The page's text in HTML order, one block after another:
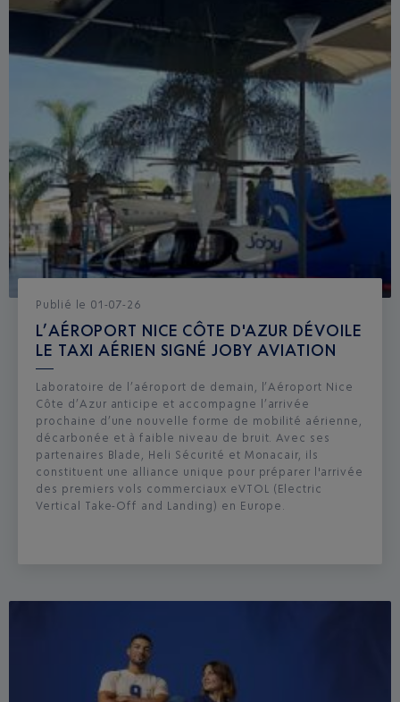
Publié le 01-07-26
L’AÉROPORT NICE CÔTE D'AZUR DÉVOILE
LE TAXI AÉRIEN SIGNÉ JOBY AVIATION
Laboratoire de l’aéroport de demain, l’Aéroport Nice
Côte d’Azur anticipe et accompagne l’arrivée
prochaine d’une nouvelle forme de mobilité aérienne,
décarbonée et à faible niveau de bruit. Avec ses
partenaires Blade, Heli Sécurité et Monacair, ils
constituent une alliance unique pour préparer l'arrivée
des premiers vols commerciaux eVTOL (Electric
Vertical Take-Off and Landing) en Europe.